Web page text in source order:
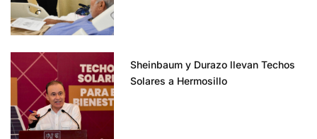
Sheinbaum y Durazo llevan Techos
Solares a Hermosillo